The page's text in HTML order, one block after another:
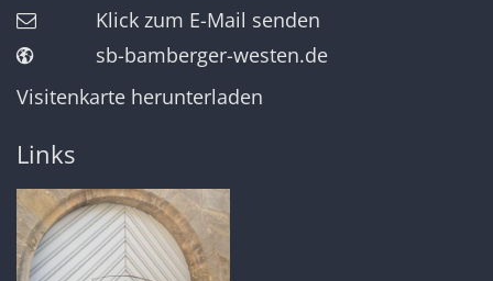
Klick zum E-Mail senden
sb-bamberger-westen.de
Visitenkarte herunterladen
Links